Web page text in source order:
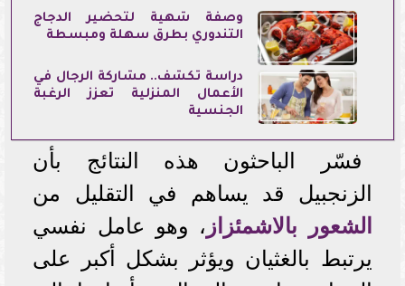
وصفة شهية لتحضير الدجاج
التندوري بطرق سهلة ومبسطة
دراسة تكشف.. مشاركة الرجال في
الأعمال المنزلية تعزز الرغبة
الجنسية
فسّر الباحثون هذه النتائج بأن
الزنجبيل قد يساهم في التقليل من
الشعور بالاشمئزاز ، وهو عامل نفسي
يرتبط بالغثيان ويؤثر بشكل أكبر على